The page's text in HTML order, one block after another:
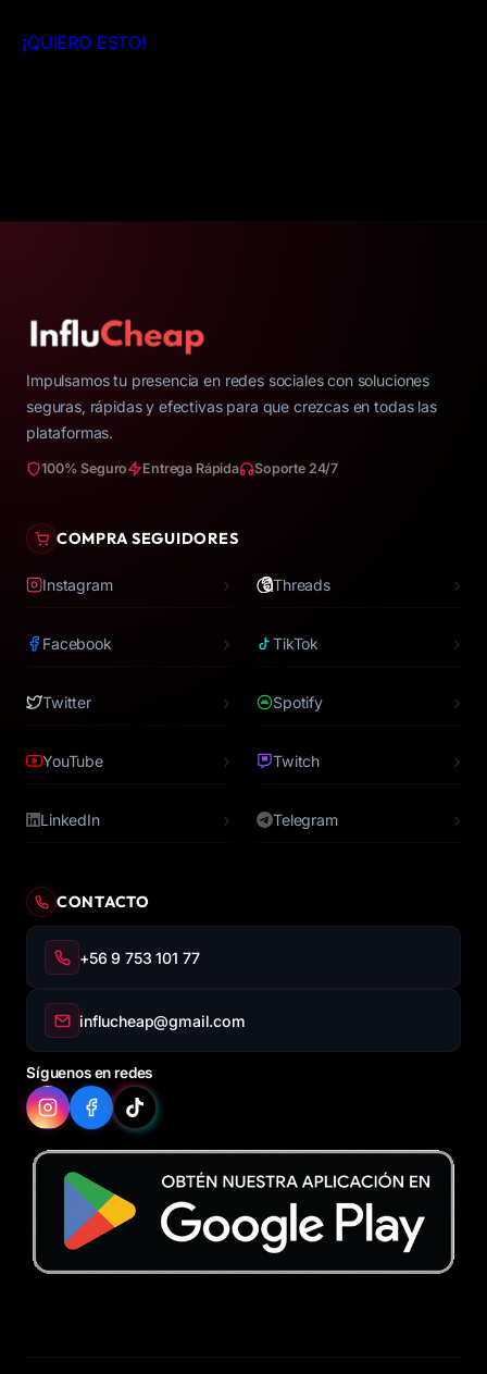
¡QUIERO ESTO!producto
se
la
página
de
Impulsamos tu presencia en redes sociales con soluciones
seguras, rápidas y efectivas para que crezcas en todas las
plataformas.
100% Seguro Entrega Rápida Soporte 24/7
COMPRA SEGUIDORES
Instagram › Threads ›
Facebook › TikTok ›
Twitter › Spotify ›
YouTube › Twitch ›
LinkedIn › Telegram ›
CONTACTO
+56 9 753 101 77
influcheap@gmail.com
Síguenos en redes